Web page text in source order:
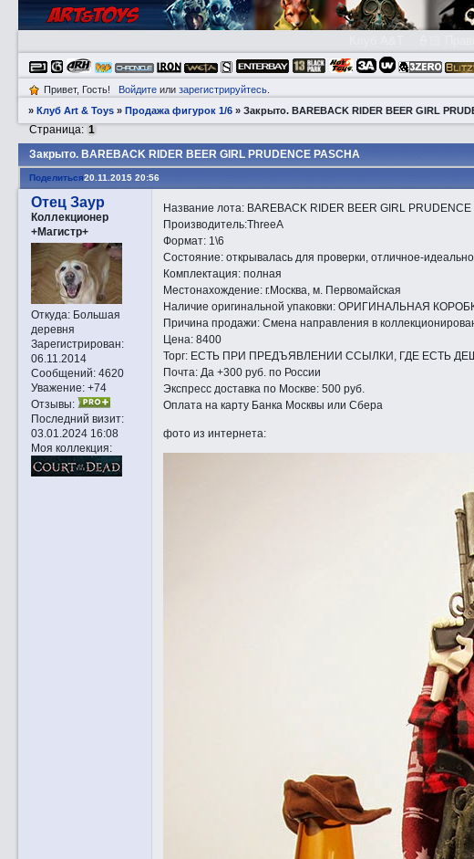
Привет, Гость! Войдитеили зарегистрируйтесь.
»Клуб Art & Toys »Продажа фигурок 1/6 »Закрытo. BAREBACK RIDER BEER GIRL
Закрытo. BAREBACK RIDER BEER GIRL PRUDENCE PASCHA
Страница: 1
Поделиться20.11.2015 20:56
Отец Заур
Коллекционер
+Магистр+
Откуда:Большая
деревня
Зарегистрирован:
06.11.2014
Сообщений:4620
Уважение: +74
Отзывы:
Последний визит:
03.01.2024 16:08
Моя коллекция:
Название лота: BAREBACK RIDER BEER GIRL PRUDENCE
Производитель:ThreeA
Формат: 1\6
Состояние: открывалась для проверки, отличное-
Комплектация: полная
Местонахождение: г.Москва, м. Первомайская
Наличие оригинальной упаковки: ОРИГИНАЛЬНАЯ
Причина продажи: Смена направления в
Цена: 8400
Торг: ЕСТЬ ПРИ ПРЕДЪЯВЛЕНИИ ССЫЛКИ, ГДЕ ЕСТЬ
Почта: Да +300 руб. по России
Экспресс доставка по Москве: 500 руб.
Оплата на карту Банка Москвы или Сбера
фото из интернета: